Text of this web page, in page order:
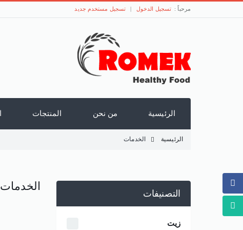
مرحباً : تسجيل الدخول | تسجيل مستخدم جديد
الرئيسية من نحن المنتجات
الرئيسية الخدمات
التصنيفات
زيت
الخدمات